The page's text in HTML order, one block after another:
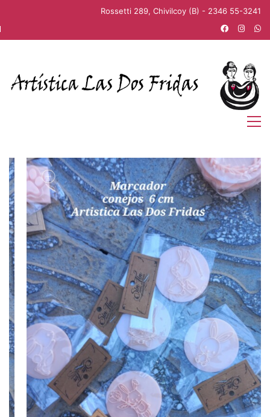
Rossetti 289, Chivilcoy (B) - 2346 55-3241